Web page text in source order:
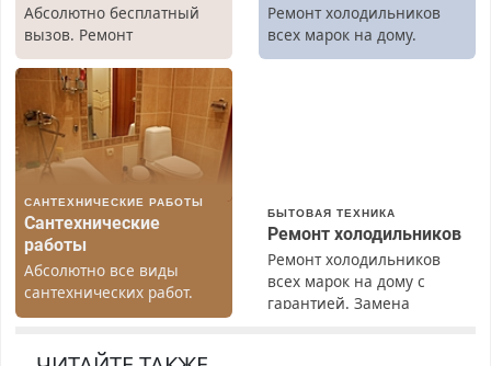
Абсолютно бесплатный
вызов. Ремонт
холодильников всех
марок на дому, с
гарантией. Все р-ны.
Срочно. Без выходных.
Пенсионерам – скидки до
40%. Мастер со стажем.
Ремонт холодильников
всех марок на дому.
САНТЕХНИЧЕСКИЕ РАБОТЫ
Сантехнические
работы
Абсолютно все виды
сантехнических работ.
Быстро. Качественно.
БЫТОВАЯ ТЕХНИКА
Ремонт холодильников
Ремонт холодильников
всех марок на дому с
гарантией. Замена